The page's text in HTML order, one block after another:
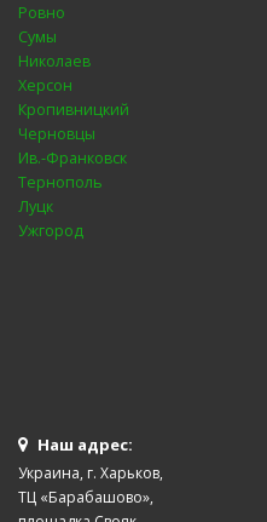
Ровно
Сумы
Николаев
Херсон
Кропивницкий
Черновцы
Ив.-Франковск
Тернополь
Луцк
Ужгород
Наш адрес:
Украина, г. Харьков,
ТЦ «Барабашово»,